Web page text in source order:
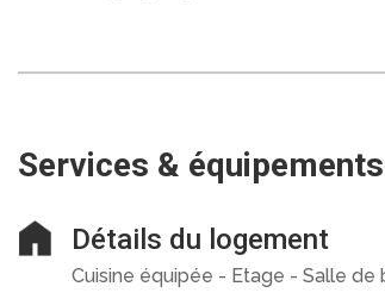
Services & équipements
Détails du logement
Cuisine équipée - Etage - Salle de